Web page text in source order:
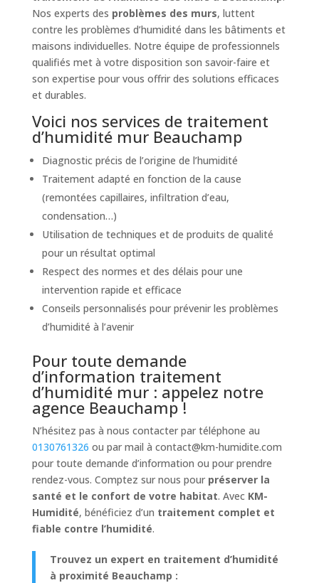
Nos experts des problèmes des murs, luttent
contre les problèmes d’humidité dans les bâtiments et
maisons individuelles. Notre équipe de professionnels
qualifiés met à votre disposition son savoir-faire et
son expertise pour vous offrir des solutions efficaces
et durables.
Voici nos services de traitement
d’humidité mur Beauchamp
Diagnostic précis de l’origine de l’humidité
Traitement adapté en fonction de la cause
(remontées capillaires, infiltration d’eau,
condensation…)
Utilisation de techniques et de produits de qualité
pour un résultat optimal
Respect des normes et des délais pour une
intervention rapide et efficace
Conseils personnalisés pour prévenir les problèmes
d’humidité à l’avenir
Pour toute demande
d’information traitement
d’humidité mur : appelez notre
agence Beauchamp !
N’hésitez pas à nous contacter par téléphone au
0130761326 ou par mail à contact@km-humidite.com
pour toute demande d’information ou pour prendre
rendez-vous. Comptez sur nous pour préserver la
santé et le confort de votre habitat. Avec KM-
Humidité, bénéficiez d’un traitement complet et
fiable contre l’humidité.
Trouvez un expert en traitement d’humidité
à proximité Beauchamp :